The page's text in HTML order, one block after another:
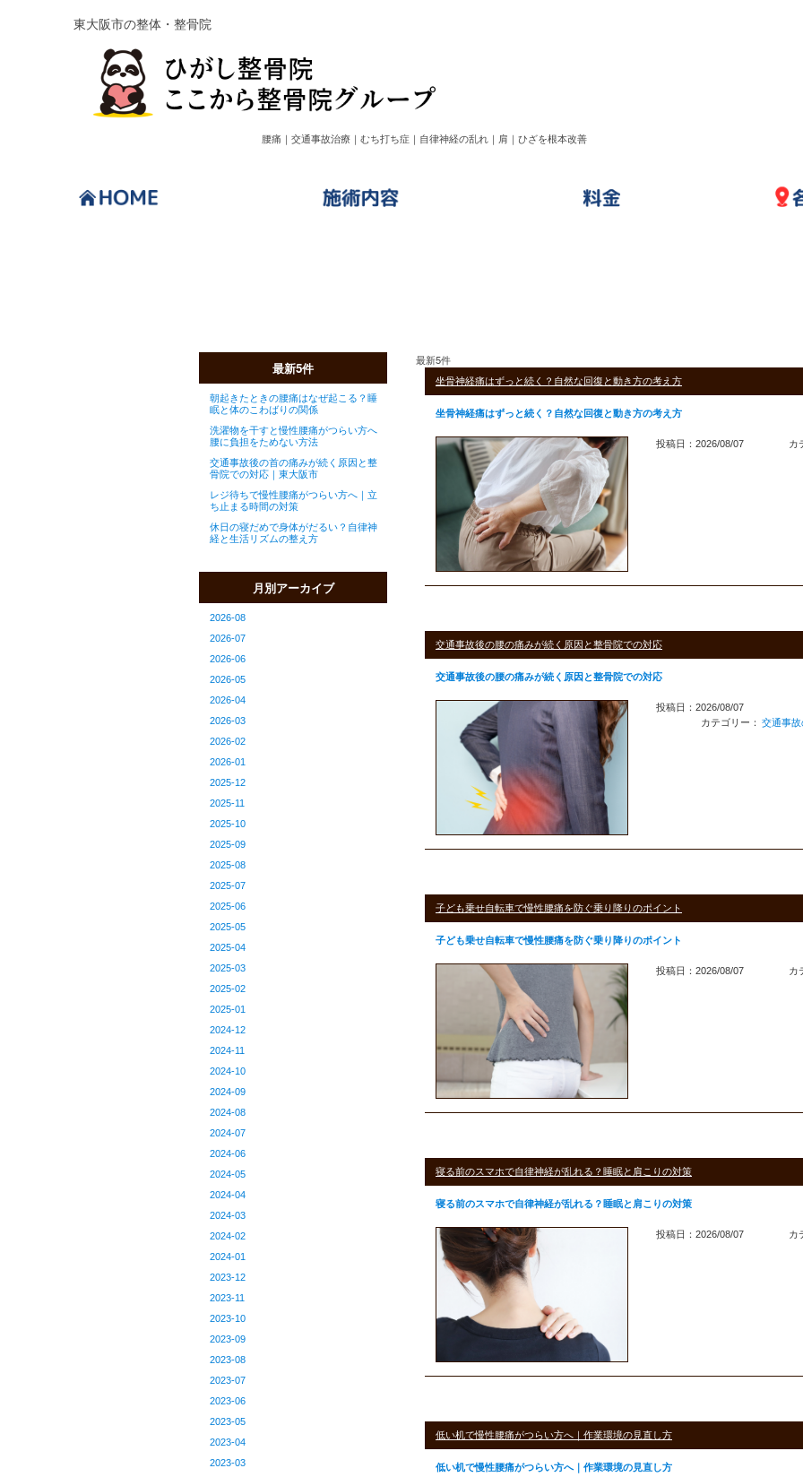
東大阪市の整体・整骨院
腰痛｜交通事故治療｜むち打ち症｜自律神経の乱れ｜肩｜ひざを根本改善
最新5件
朝起きたときの腰痛はなぜ起こる？睡
眠と体のこわばりの関係
洗濯物を干すと慢性腰痛がつらい方へ
腰に負担をためない方法
交通事故後の首の痛みが続く原因と整
骨院での対応｜東大阪市
レジ待ちで慢性腰痛がつらい方へ｜立
ち止まる時間の対策
休日の寝だめで身体がだるい？自律神
経と生活リズムの整え方
月別アーカイブ
2026-08
2026-07
2026-06
2026-05
2026-04
2026-03
2026-02
2026-01
2025-12
2025-11
2025-10
2025-09
2025-08
2025-07
2025-06
2025-05
2025-04
2025-03
2025-02
2025-01
2024-12
2024-11
2024-10
2024-09
2024-08
2024-07
2024-06
2024-05
2024-04
2024-03
2024-02
2024-01
2023-12
2023-11
2023-10
2023-09
2023-08
2023-07
2023-06
2023-05
2023-04
2023-03
最新5件
坐骨神経痛はずっと続く？自然な回復と動き方の考え方
坐骨神経痛はずっと続く？自然な回復と動き方の考え方
投稿日：2026/08/07 カ
交通事故後の腰の痛みが続く原因と整骨院での対応
交通事故後の腰の痛みが続く原因と整骨院での対応
投稿日：2026/08/07
カテゴリー： 交通事
子ども乗せ自転車で慢性腰痛を防ぐ乗り降りのポイント
子ども乗せ自転車で慢性腰痛を防ぐ乗り降りのポイント
投稿日：2026/08/07 カ
寝る前のスマホで自律神経が乱れる？睡眠と肩こりの対策
寝る前のスマホで自律神経が乱れる？睡眠と肩こりの対策
投稿日：2026/08/07 カ
低い机で慢性腰痛がつらい方へ｜作業環境の見直し方
低い机で慢性腰痛がつらい方へ｜作業環境の見直し方